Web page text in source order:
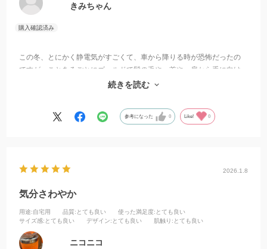
きみちゃん
この冬、とにかく静電気がすごくて、車から降りる時が恐怖だったの
ですが、ことあるごとにゴールドで髪の毛や、首や、肩から手に向け
て滑らせていたら、ほんとうに、劇的に静電気のパチパチが減りまし
続きを読む
参考になった 0 Like! 0
2026.1.8
気分さわやか
用途:自宅用 品質:とても良い 使った満足度:とても良い
サイズ感:とても良い デザイン:とても良い 肌触り :とても良い
ニコニコ